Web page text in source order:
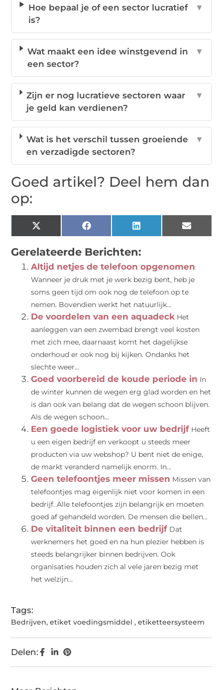
Hoe bepaal je of een sector lucratief
is?
▼
Wat maakt een idee winstgevend in
een sector?
▼
Zijn er nog lucratieve sectoren waar
je geld kan verdienen?
▼
Wat is het verschil tussen groeiende
en verzadigde sectoren?
▼
Goed artikel? Deel hem dan
op:
X
(Twitter)
Facebook LinkedIn Email
Gerelateerde Berichten:
Altijd netjes de telefoon opgenomen
Wanneer je druk met je werk bezig bent, heb je
soms geen tijd om ook nog de telefoon op te
nemen. Bovendien werkt het natuurlijk...
De voordelen van een aquadeck Het
aanleggen van een zwembad brengt veel kosten
met zich mee, daarnaast komt het dagelijkse
onderhoud er ook nog bij kijken. Ondanks het
slechte weer...
Goed voorbereid de koude periode in In
de winter kunnen de wegen erg glad worden en het
is dan ook van belang dat de wegen schoon blijven.
Als de wegen schoon...
Een goede logistiek voor uw bedrijf Heeft
u een eigen bedrijf en verkoopt u steeds meer
producten via uw webshop? U bent niet de enige,
de markt veranderd namelijk enorm. In...
Geen telefoontjes meer missen Missen van
telefoontjes mag eigenlijk niet voor komen in een
bedrijf. Alle telefoontjes zijn belangrijk en moeten
goed af gehandeld worden. De mensen die bellen...
De vitaliteit binnen een bedrijf Dat
werknemers het goed en na hun plezier hebben is
steeds belangrijker binnen bedrijven. Ook
organisaties houden zich al vele jaren bezig met
het welzijn...
Tags:
Bedrijven,etiket voedingsmiddel ,etiketteersysteem
Delen: